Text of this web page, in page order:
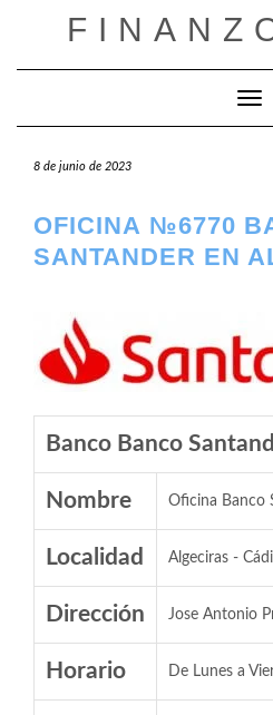
8 de junio de 2023
OFICINA №6770
SANTANDER EN
Banco Banco
Nombre Oficina Banco
Localidad Algeciras -
Dirección Jose Antonio
Horario De Lunes a